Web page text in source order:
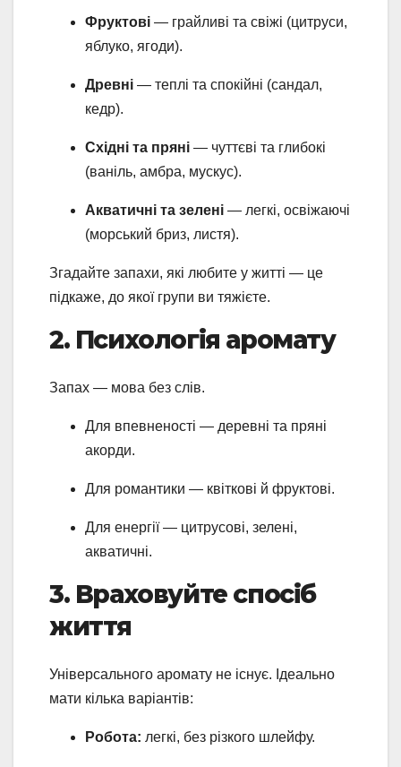
Фруктові — грайливі та свіжі (цитруси,
яблуко, ягоди).
Древні — теплі та спокійні (сандал,
кедр).
Східні та пряні — чуттєві та глибокі
(ваніль, амбра, мускус).
Акватичні та зелені — легкі, освіжаючі
(морський бриз, листя).
Згадайте запахи, які любите у житті — це
підкаже, до якої групи ви тяжієте.
2. Психологія аромату
Запах — мова без слів.
Для впевненості — деревні та пряні
акорди.
Для романтики — квіткові й фруктові.
Для енергії — цитрусові, зелені,
акватичні.
3. Враховуйте спосіб
життя
Універсального аромату не існує. Ідеально
мати кілька варіантів:
Робота: легкі, без різкого шлейфу.